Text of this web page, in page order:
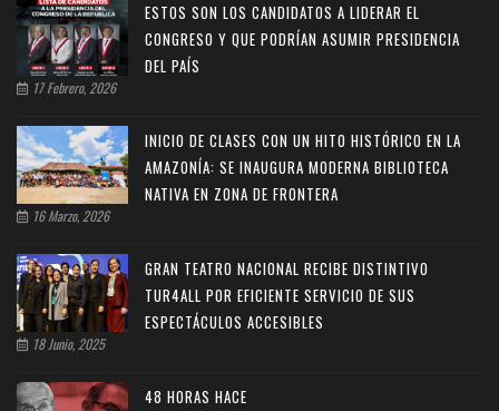
ESTOS SON LOS CANDIDATOS A LIDERAR EL
CONGRESO Y QUE PODRÍAN ASUMIR PRESIDENCIA
DEL PAÍS
17 Febrero, 2026
INICIO DE CLASES CON UN HITO HISTÓRICO EN LA
AMAZONÍA: SE INAUGURA MODERNA BIBLIOTECA
NATIVA EN ZONA DE FRONTERA
16 Marzo, 2026
GRAN TEATRO NACIONAL RECIBE DISTINTIVO
TUR4ALL POR EFICIENTE SERVICIO DE SUS
ESPECTÁCULOS ACCESIBLES
18 Junio, 2025
48 HORAS HACE